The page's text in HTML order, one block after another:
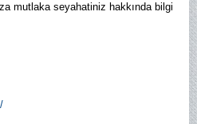
mutlaka seyahatiniz hakkında bilgi